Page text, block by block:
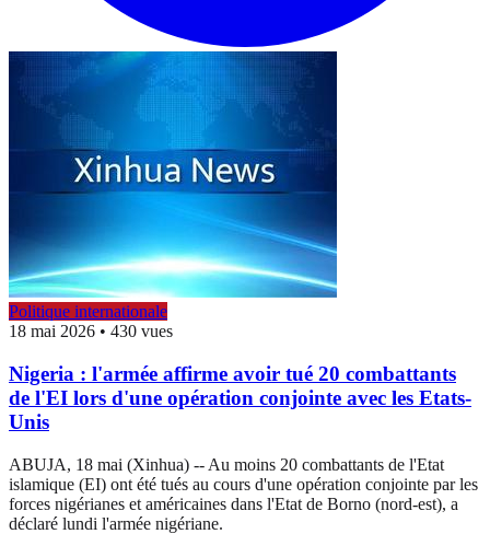
Politique internationale
18 mai 2026 • 430 vues
Nigeria : l'armée affirme avoir tué 20 combattants
de l'EI lors d'une opération conjointe avec les Etats-
Unis
ABUJA, 18 mai (Xinhua) -- Au moins 20 combattants de l'Etat
islamique (EI) ont été tués au cours d'une opération conjointe par les
forces nigérianes et américaines dans l'Etat de Borno (nord-est), a
déclaré lundi l'armée nigériane.